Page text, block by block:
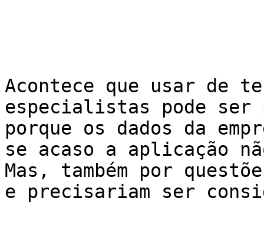
Acontece que usar de
especialistas pode ser
porque os dados da
se acaso a aplicação
Mas, também por
e precisariam ser